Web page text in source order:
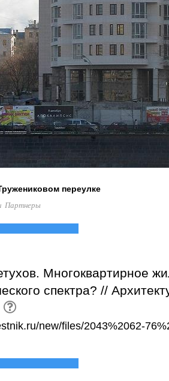
переулке
Партнеры
Многоквартирное
спектра? //
new/files/2043%2062-